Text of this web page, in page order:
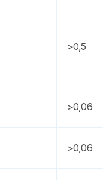
>0,5
>0,06
>0,06